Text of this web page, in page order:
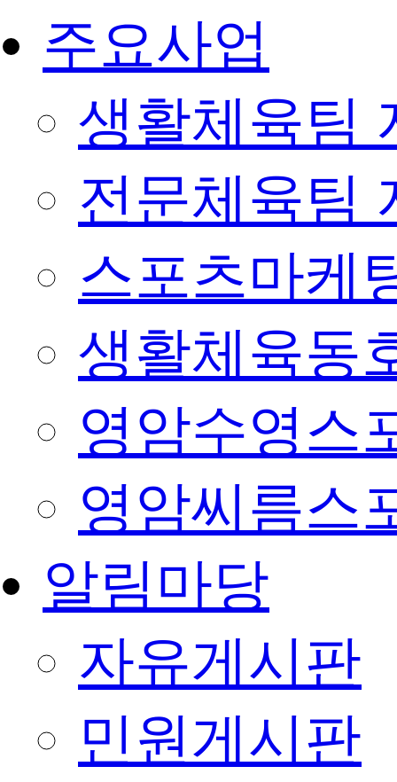
주요사업
생활체육팀
전문체육팀
스포츠마케
생활체육동
영암수영스
영암씨름스
알림마당
자유게시판
민원게시판